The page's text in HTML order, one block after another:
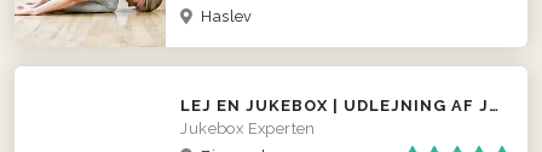
Haslev
LEJ EN JUKEBOX | UDLEJNING AF JUKEBOX PÅ SJÆLLAND
Jukebox Experten